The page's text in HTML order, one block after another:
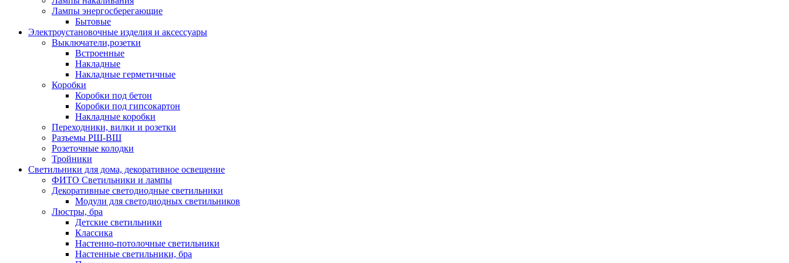
Лампы энергосберегающие
Бытовые
Электроустановочные изделия и аксессуары
Выключатели,розетки
Встроенные
Накладные
Накладные герметичные
Коробки
Коробки под бетон
Коробки под гипсокартон
Накладные коробки
Переходники, вилки и розетки
Разъемы РШ-ВШ
Розеточные колодки
Тройники
Светильники для дома, декоративное освещение
ФИТО Светильники и лампы
Декоративные светодиодные светильники
Модули для светодиодных светильников
Люстры, бра
Детские светильники
Классика
Настенно-потолочные светильники
Настенные светильники, бра